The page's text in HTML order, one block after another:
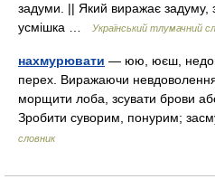
задуми. || Який виражає задуму,
усмішка …
Український тлумачний
нахмурювати — юю, юєш,
перех. Виражаючи невдоволення,
морщити лоба, зсувати брови
Зробити суворим, понурим;
словник